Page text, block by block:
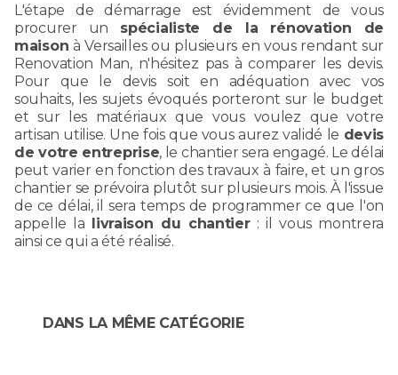
L'étape de démarrage est évidemment de vous
procurer un spécialiste de la rénovation de
maison à Versailles ou plusieurs en vous rendant sur
Renovation Man, n'hésitez pas à comparer les devis.
Pour que le devis soit en adéquation avec vos
souhaits, les sujets évoqués porteront sur le budget
et sur les matériaux que vous voulez que votre
artisan utilise. Une fois que vous aurez validé le devis
de votre entreprise, le chantier sera engagé. Le délai
peut varier en fonction des travaux à faire, et un gros
chantier se prévoira plutôt sur plusieurs mois. À l'issue
de ce délai, il sera temps de programmer ce que l'on
appelle la livraison du chantier: il vous montrera
ainsi ce qui a été réalisé.
DANS LA MÊME CATÉGORIE